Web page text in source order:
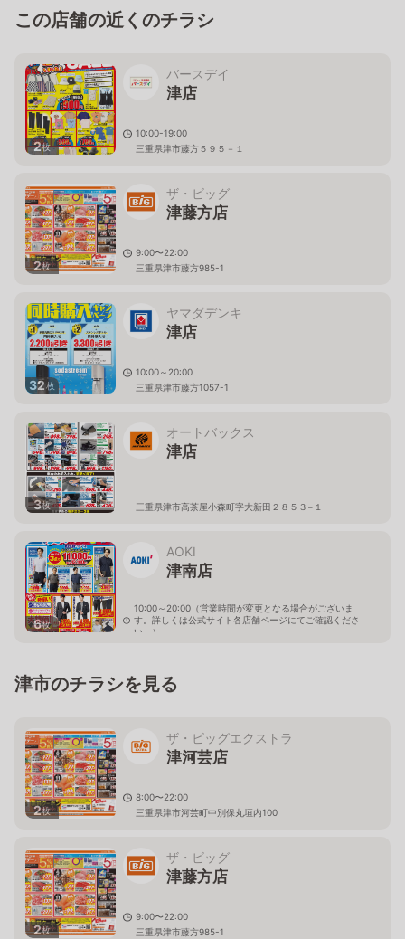
この店舗の近くのチラシ
2枚
バースデイ
津店
10:00-19:00
三重県津市藤方５９５－１
2枚
ザ・ビッグ
津藤方店
9:00〜22:00
三重県津市藤方985-1
32枚
ヤマダデンキ
津店
10:00～20:00
三重県津市藤方1057-1
3枚
オートバックス
津店
三重県津市高茶屋小森町字大新田２８５３−１
6枚
AOKI
津南店
10:00～20:00（営業時間が変更となる場合がございま
す。詳しくは公式サイト各店舗ページにてご確認くださ
い。）
津市のチラシを見る
2枚
ザ・ビッグエクストラ
津河芸店
8:00〜22:00
三重県津市河芸町中別保丸垣内100
2枚
ザ・ビッグ
津藤方店
9:00〜22:00
三重県津市藤方985-1